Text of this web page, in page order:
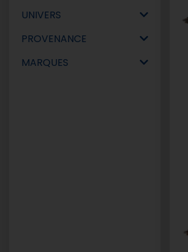
UNIVERS
PROVENANCE
MARQUES